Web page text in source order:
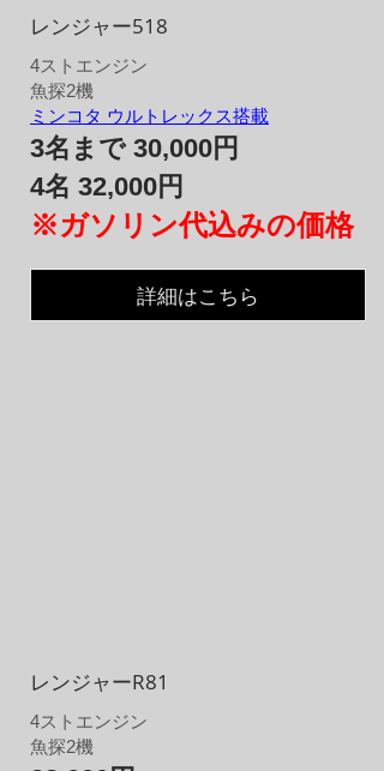
レンジャー518
4​ストエンジン
​魚探2機
ミンコタ ウルトレックス搭載
3名まで 30,000円
4名 32,000円
※ガソリン代込みの価格
詳細はこちら
レンジャーR81
4​ストエンジン
魚探2機